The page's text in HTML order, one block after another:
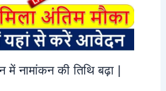
नामांकन की तिथि बढ़ा |